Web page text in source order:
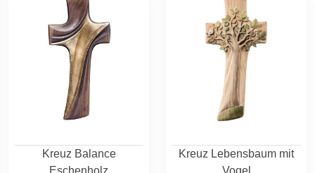
Kreuz Balance
Eschenholz
Kreuz Lebensbaum mit
Vogel